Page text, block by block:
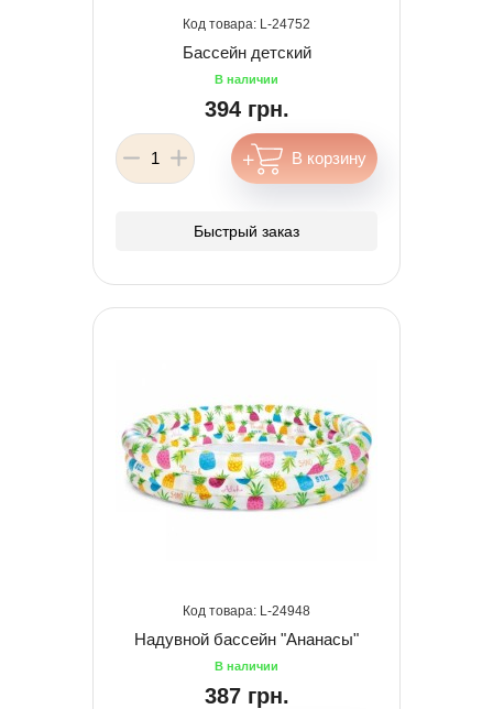
24752
Бассейн детский
394 грн.
Быстрый заказ
24948
Надувной бассейн "Ананасы"
387 грн.